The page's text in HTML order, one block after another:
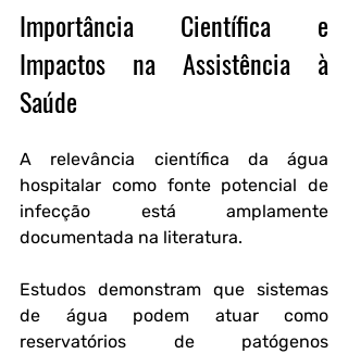
Importância Científica e
Impactos na Assistência à
Saúde
A relevância científica da água
hospitalar como fonte potencial de
infecção está amplamente
documentada na literatura.
Estudos demonstram que sistemas
de água podem atuar como
reservatórios de patógenos